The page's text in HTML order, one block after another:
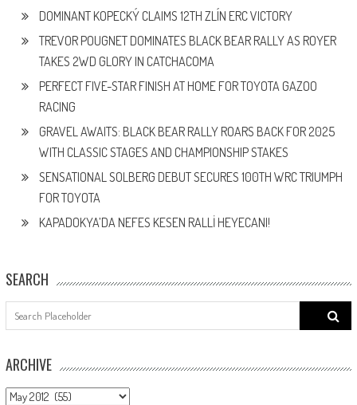
DOMINANT KOPECKÝ CLAIMS 12TH ZLÍN ERC VICTORY
TREVOR POUGNET DOMINATES BLACK BEAR RALLY AS ROYER
TAKES 2WD GLORY IN CATCHACOMA
PERFECT FIVE-STAR FINISH AT HOME FOR TOYOTA GAZOO
RACING
GRAVEL AWAITS: BLACK BEAR RALLY ROARS BACK FOR 2025
WITH CLASSIC STAGES AND CHAMPIONSHIP STAKES
SENSATIONAL SOLBERG DEBUT SECURES 100TH WRC TRIUMPH
FOR TOYOTA
KAPADOKYA’DA NEFES KESEN RALLİ HEYECANI!
SEARCH
Search
for:
ARCHIVE
ARCHIVE